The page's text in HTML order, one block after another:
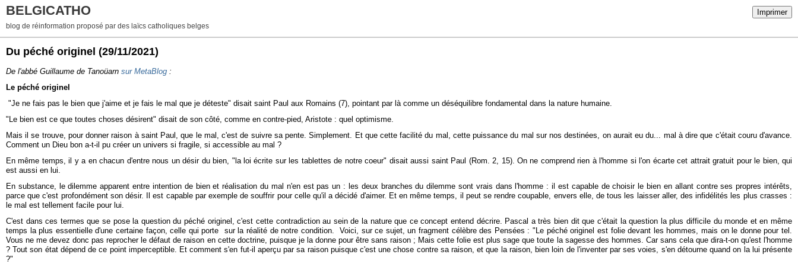
Imprimer
BELGICATHO
blog de réinformation proposé par des laïcs catholiques belges
Du péché originel (29/11/2021)
De l'abbé Guillaume de Tanoüarn sur MetaBlog :
Le péché originel
"Je ne fais pas le bien que j'aime et je fais le mal que je déteste" disait saint Paul aux Romains (7), pointant par là comme un déséquilibre fondamental dans la nature humaine.
"Le bien est ce que toutes choses désirent" disait de son côté, comme en contre-pied, Aristote : quel optimisme.
Mais il se trouve, pour donner raison à saint Paul, que le mal, c'est de suivre sa pente. Simplement. Et que cette facilité du mal, cette puissance du mal sur nos destinées, on aurait eu du... mal à dire que c'était couru d'avance.
Comment un Dieu bon a-t-il pu créer un univers si fragile, si accessible au mal ?
En même temps, il y a en chacun d'entre nous un désir du bien, "la loi écrite sur les tablettes de notre coeur" disait aussi saint Paul (Rom. 2, 15). On ne comprend rien à l'homme si l'on écarte cet attrait gratuit pour le bien, qui
est aussi en lui.
En substance, le dilemme apparent entre intention de bien et réalisation du mal n'en est pas un : les deux branches du dilemme sont vrais dans l'homme : il est capable de choisir le bien en allant contre ses propres intérêts,
parce que c'est profondément son désir. Il est capable par exemple de souffrir pour celle qu'il a décidé d'aimer. Et en même temps, il peut se rendre coupable, envers elle, de tous les laisser aller, des infidélités les plus crasses :
le mal est tellement facile pour lui.
C'est dans ces termes que se pose la question du péché originel, c'est cette contradiction au sein de la nature que ce concept entend décrire. Pascal a très bien dit que c'était la question la plus difficile du monde et en même
temps la plus essentielle d'une certaine façon, celle qui porte sur la réalité de notre condition. Voici, sur ce sujet, un fragment célèbre des Pensées : "Le péché originel est folie devant les hommes, mais on le donne pour tel.
Vous ne me devez donc pas reprocher le défaut de raison en cette doctrine, puisque je la donne pour être sans raison ; Mais cette folie est plus sage que toute la sagesse des hommes. Car sans cela que dira-t-on qu'est l'homme
? Tout son état dépend de ce point imperceptible. Et comment s'en fut-il aperçu par sa raison puisque c'est une chose contre sa raison, et que la raison, bien loin de l'inventer par ses voies, s'en détourne quand on la lui présente
?"